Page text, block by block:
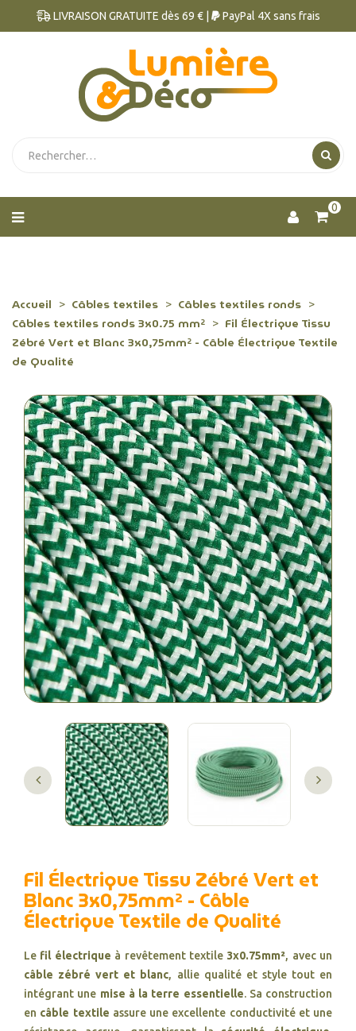
LIVRAISON GRATUITE dès 69 € | PayPal 4X sans frais
0
Accueil Câbles textiles
Câbles textiles ronds
Câbles textiles ronds 3x0.75 mm²
Fil Électrique Tissu
Zébré Vert et Blanc 3x0,75mm² - Câble Électrique Textile
de Qualité
Fil Électrique Tissu Zébré Vert et
Blanc 3x0,75mm² - Câble
Électrique Textile de Qualité
Le fil électrique à revêtement textile 3x0.75mm², avec un
câble zébré vert et blanc, allie qualité et style tout en
intégrant une mise à la terre essentielle. Sa construction
en câble textile assure une excellente conductivité et une